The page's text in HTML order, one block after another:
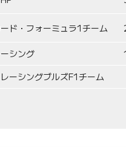
ド・フォーミュラ1チーム
シング
ーシングブルズF1チーム